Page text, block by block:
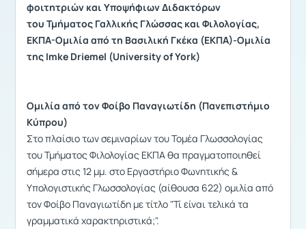
φοιτητριών και Υποψήφιων Διδακτόρων
του Τμήματος Γαλλικής Γλώσσας και Φιλολογίας,
ΕΚΠΑ-Ομιλία από τη Βασιλική Γκέκα (ΕΚΠΑ)-Ομιλία
της Imke Driemel (University of York)
Ομιλία από τον Φοίβο Παναγιωτίδη (Πανεπιστήμιο
Κύπρου)
Στο πλαίσιο των σεμιναρίων του Τομέα Γλωσσολογίας
του Τμήματος Φιλολογίας ΕΚΠΑ θα πραγματοποιηθεί
σήμερα στις 12 μμ. στο Εργαστήριο Φωνητικής &
Υπολογιστικής Γλωσσολογίας (αίθουσα 622) ομιλία από
τον Φοίβο Παναγιωτίδη με τίτλο "Τί είναι τελικά τα
γραμματικά χαρακτηριστικά;".